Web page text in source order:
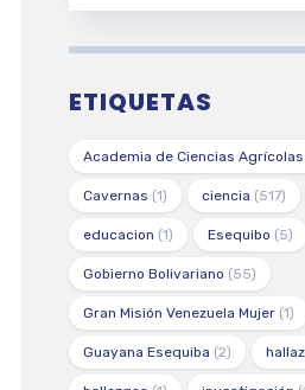
ETIQUETAS
Academia de Ciencias Agrícolas
Cavernas (1) ciencia (517)
educacion (1) Esequibo (5)
Gobierno Bolivariano (55)
Gran Misión Venezuela Mujer(1)
Guayana Esequiba (2)